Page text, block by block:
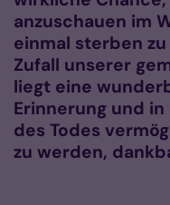
anzuschauen im
einmal sterben
Zufall unserer
liegt eine
Erinnerung und
des Todes
zu werden,